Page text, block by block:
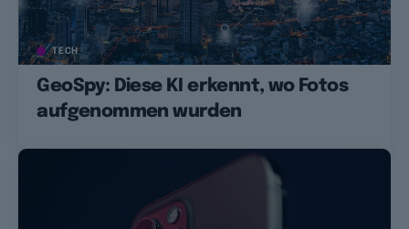
TECH
GeoSpy: Diese KI erkennt, wo Fotos
aufgenommen wurden